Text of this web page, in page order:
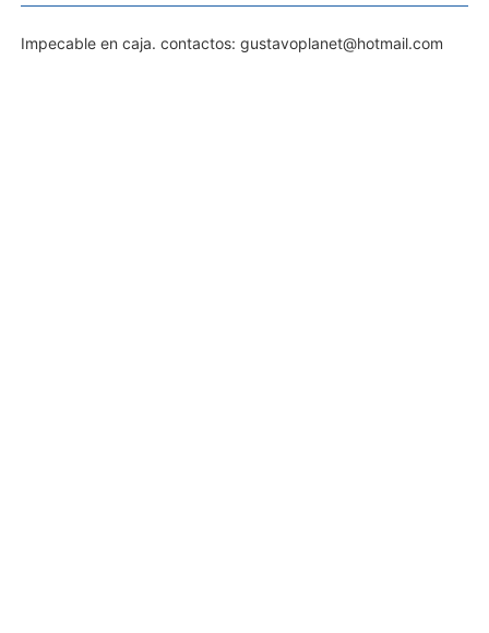
Impecable en caja. contactos: gustavoplanet@hotmail.com